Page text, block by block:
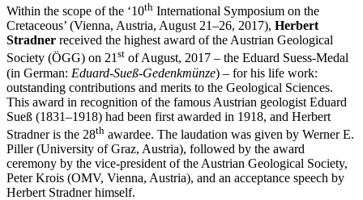
Within the scope of the ‘10th International Symposium on the
Cretaceous’ (Vienna, Austria, August 21–26, 2017), Herbert
Stradner received the highest award of the Austrian Geological
Society (ÖGG) on 21st of August, 2017 – the Eduard Suess-Medal
(in German: Eduard-Sueß-Gedenkmünze) – for his life work:
outstanding contributions and merits to the Geological Sciences.
This award in recognition of the famous Austrian geologist Eduard
Sueß (1831–1918) had been first awarded in 1918, and Herbert
Stradner is the 28th awardee. The laudation was given by Werner E.
Piller (University of Graz, Austria), followed by the award
ceremony by the vice-president of the Austrian Geological Society,
Peter Krois (OMV, Vienna, Austria), and an acceptance speech by
Herbert Stradner himself.